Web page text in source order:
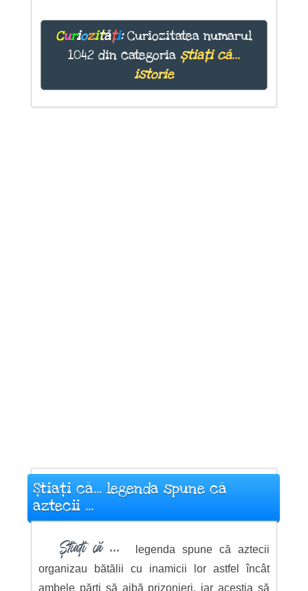
Curiozități:Curiozitatea numarul
1042 din categoria știați că...
istorie
Știați că... legenda spune că
aztecii ...
Știați că ...
legenda spune că aztecii
organizau bătălii cu inamicii lor astfel încât
ambele părți să aibă prizonieri, iar aceștia să